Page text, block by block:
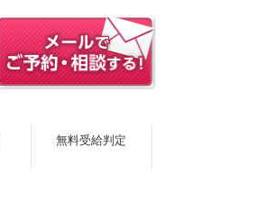
無料受給判定